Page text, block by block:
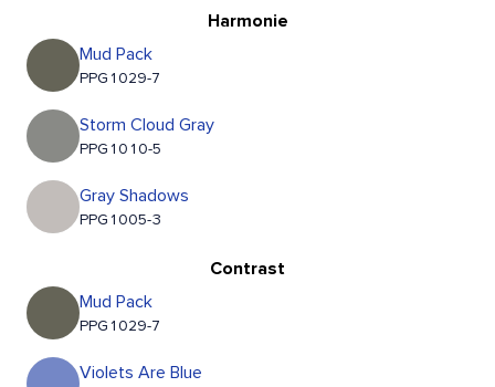
Harmonie
Mud Pack
PPG1029-7
Storm Cloud Gray
PPG1010-5
Gray Shadows
PPG1005-3
Contrast
Mud Pack
PPG1029-7
Violets Are Blue